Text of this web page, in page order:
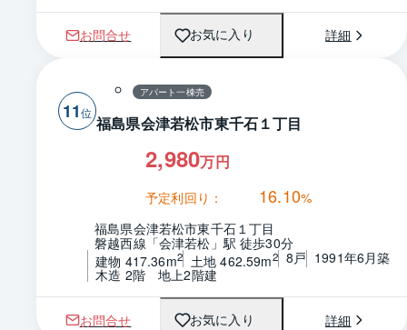
お問合せ お気に入り 詳細
11
アパート一棟売
福島県会津若松市東千石１丁目
2,980万円
予定利回り： 16.10%
福島県会津若松市東千石１丁目
磐越西線「会津若松」駅 徒歩30分
建物 417.36m2 土地 462.59m2 8戸 1991年6月築
木造 2階　地上2階建
お問合せ お気に入り 詳細